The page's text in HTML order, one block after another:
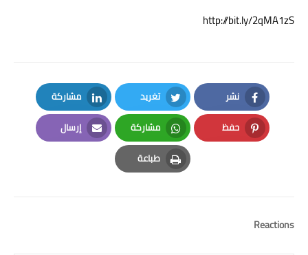
http://bit.ly/2qMA1zS
نشر
Facebook
تغريد
Twitter
مشاركة
LinkedIn
حفظ
Pinterest
مشاركة
Whatsapp
إرسال
Email
طباعة
Print
Reactions